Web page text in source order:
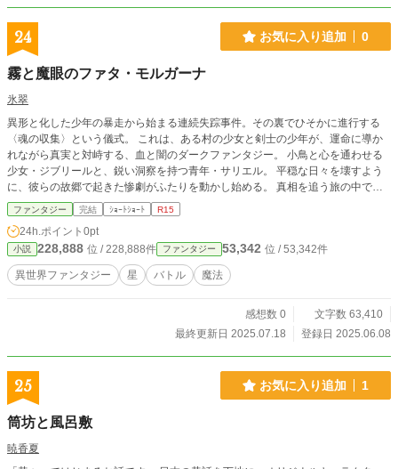
24 お気に入り追加 0
霧と魔眼のファタ・モルガーナ
氷翠
異形と化した少年の暴走から始まる連続失踪事件。その裏でひそかに進行する
〈魂の収集〉という儀式。 これは、ある村の少女と剣士の少年が、運命に導か
れながら真実と対峙する、血と闇のダークファンタジー。 小鳥と心を通わせる
少女・ジブリールと、鋭い洞察を持つ青年・サリエル。 平穏な日々を壊すよう
に、彼らの故郷で起きた惨劇がふたりを動かし始める。 真相を追う旅の中で彼
らが見たのは、魂を喰らい怪物と化す人間、そしてそれを操る黒幕たちの存在だ
った。 町で続発する不可解な昏睡事件。その裏で動く男シトリーを追い詰めた
サリエルは、戦いの果てに衝撃の言葉を耳にする。 「アリオク」「リリン」―
―サリエルの両親の名。そして、ジブリールの両親の名までが、敵の口から告げ
られる。 二人の過去と儀式の関係とは一体何なのか？ 闇の中心にいる男・バテ
ィムは、集めた魂を使い怪物を生み出していた。 しかしその力には限界があ
すべく、ギルドの依頼をこなしながら、潜伏するバティム一味を追い続ける。
そんな中、町の北東にある森で、動物たちすら近づかない異様な一角が見つか
や塩といった限られた手段での応戦が始まる。 死霊の群れを抜けた先に見え
る、巨大な黒い祭壇。そこから溢れ出す気配は、さらなる脅威の始まりを告げて
ファンタジー 完結 ｼｮｰﾄｼｮｰﾄ R15
24h.ポイント 0pt
小説 228,888 位 / 228,888件 ファンタジー 53,342 位 / 53,342件
異世界ファンタジー 星 バトル 魔法
感想数 0
文字数 63,410
最終更新日 2025.07.18
登録日 2025.06.08
25 お気に入り追加 1
筒坊と風呂敷
暁香夏